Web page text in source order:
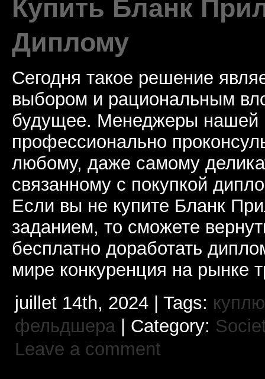
Купить Бланк
Диплому
Сегодня такое решение
выбором и рациональным
будущее. Менеджеры нашей
профессионально
любому, даже самому
связанному с покупкой
Если вы не купите Бланк
заданием, то сможете
бесплатно доработать
мире конкуренция на рынке
juillet 14th, 2024 | Tags:
фельдшера| Category:
Leave a comment